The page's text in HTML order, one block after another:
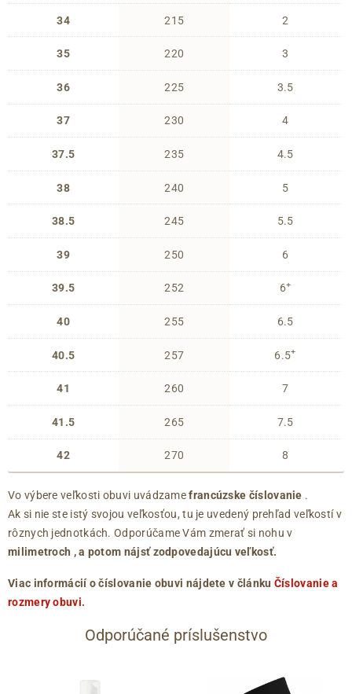
34
35
36
37
37.5
38
38.5
39
39.5
40
40.5
41
41.5
42
215
220
225
230
235
240
245
250
252
255
257
260
265
270
2
3
3.5
4
4.5
5
5.5
6
6+
6.5
6.5+
7
7.5
8
Vo výbere veľkosti obuvi uvádzamefrancúzske číslovanie .
Ak si nie ste istý svojou veľkosťou, tu je uvedený prehľad veľkostí v
rôznych jednotkách. Odporúčame Vám zmerať si nohu v
milimetroch , a potom nájsť zodpovedajúcu veľkosť.
Viac informácií o číslovanie obuvi nájdete v článku Číslovanie a
rozmery obuvi.
Odporúčané príslušenstvo